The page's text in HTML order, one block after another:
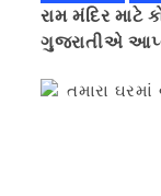
રામ મંદિર
ગુજરાતીએ